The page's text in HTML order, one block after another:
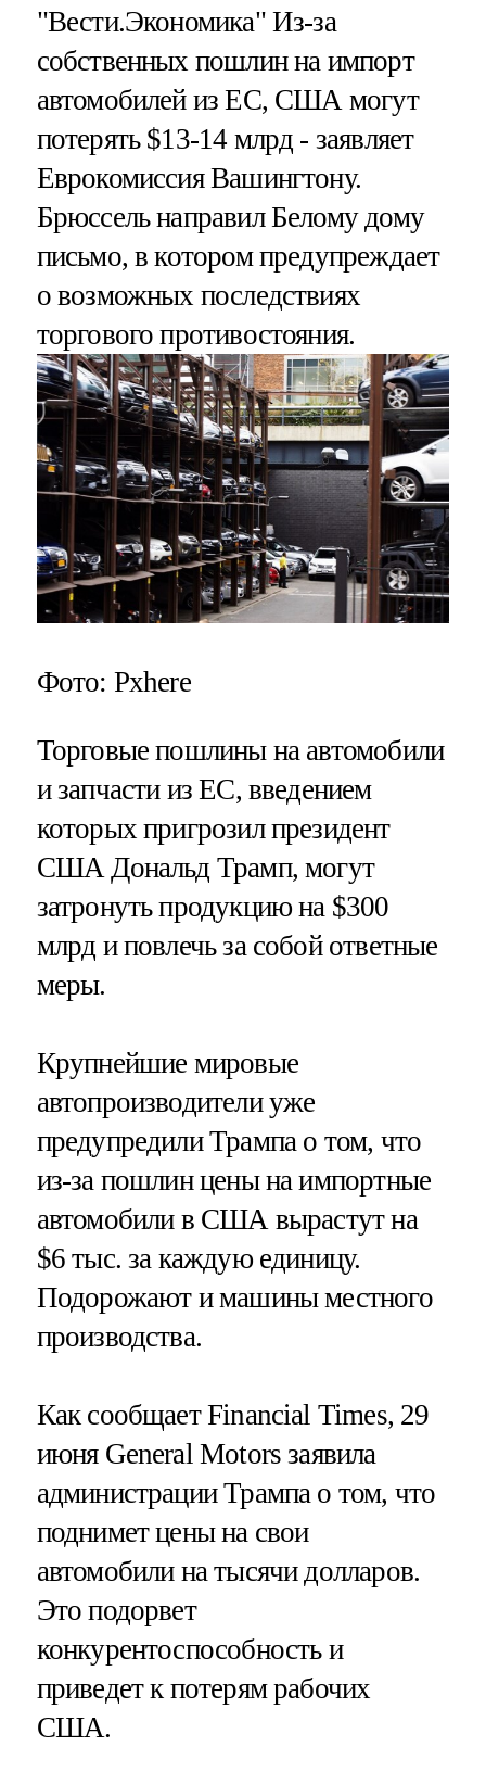
"Вести.Экономика"Из-за
собственных пошлин на импорт
автомобилей из ЕС, США могут
потерять $13-14 млрд - заявляет
Еврокомиссия Вашингтону.
Брюссель направил Белому дому
письмо, в котором предупреждает
о возможных последствиях
торгового противостояния.
Фото: Pxhere
Торговые пошлины на автомобили
и запчасти из ЕС, введением
которых пригрозил президент
США Дональд Трамп, могут
затронуть продукцию на $300
млрд и повлечь за собой ответные
меры.
Крупнейшие мировые
автопроизводители уже
предупредили Трампа о том, что
из-за пошлин цены на импортные
автомобили в США вырастут на
$6 тыс. за каждую единицу.
Подорожают и машины местного
производства.
Как сообщает Financial Times, 29
июня General Motors заявила
администрации Трампа о том, что
поднимет цены на свои
автомобили на тысячи долларов.
Это подорвет
конкурентоспособность и
приведет к потерям рабочих
США.